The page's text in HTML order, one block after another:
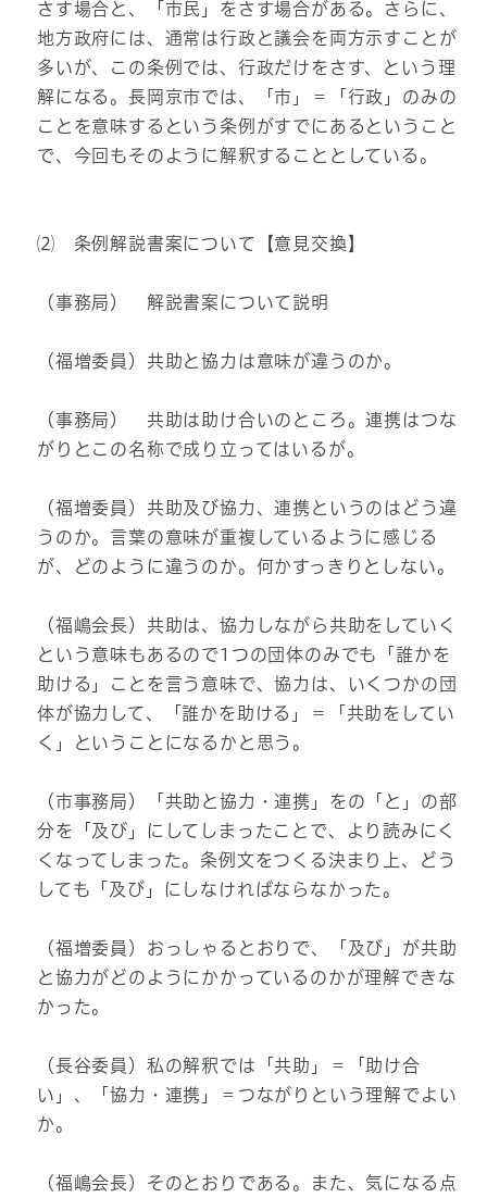
さす場合と、「市民」をさす場合がある。さらに、
地方政府には、通常は行政と議会を両方示すことが
多いが、この条例では、行政だけをさす、という理
解になる。長岡京市では、「市」＝「行政」のみの
ことを意味するという条例がすでにあるということ
で、今回もそのように解釈することとしている。
⑵ 条例解説書案について【意見交換】
（事務局） 解説書案について説明
（福増委員）共助と協力は意味が違うのか。
（事務局） 共助は助け合いのところ。連携はつな
がりとこの名称で成り立ってはいるが。
（福増委員）共助及び協力、連携というのはどう違
うのか。言葉の意味が重複しているように感じる
が、どのように違うのか。何かすっきりとしない。
（福嶋会長）共助は、協力しながら共助をしていく
という意味もあるので1つの団体のみでも「誰かを
助ける」ことを言う意味で、協力は、いくつかの団
体が協力して、「誰かを助ける」＝「共助をしてい
く」ということになるかと思う。
（市事務局）「共助と協力・連携」をの「と」の部
分を「及び」にしてしまったことで、より読みにく
くなってしまった。条例文をつくる決まり上、どう
しても「及び」にしなければならなかった。
（福増委員）おっしゃるとおりで、「及び」が共助
と協力がどのようにかかっているのかが理解できな
かった。
（長谷委員）私の解釈では「共助」＝「助け合
い」、「協力・連携」＝つながりという理解でよい
か。
（福嶋会長）そのとおりである。また、気になる点